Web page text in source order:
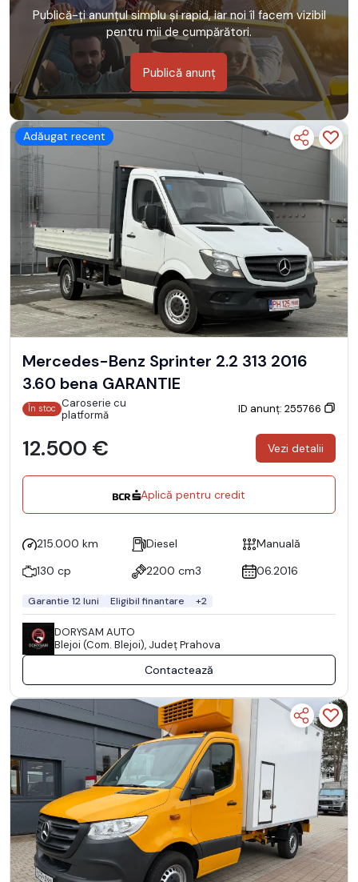
Publică-ți anunțul simplu și rapid, iar noi îl facem vizibil
pentru mii de cumpărători.
Publică anunț
Adăugat recent
Mercedes-Benz Sprinter 2.2 313 2016
3.60 bena GARANTIE
În stoc Caroserie cu
platformă
ID anunț: 255766
12.500 € Vezi detalii
Aplică pentru credit
215.000 km Diesel
Manuală
130 cp
2200 cm3 06.2016
Garantie 12 luni Eligibil finantare +2
DORYSAM AUTO
Blejoi (Com. Blejoi), Județ Prahova
Contactează